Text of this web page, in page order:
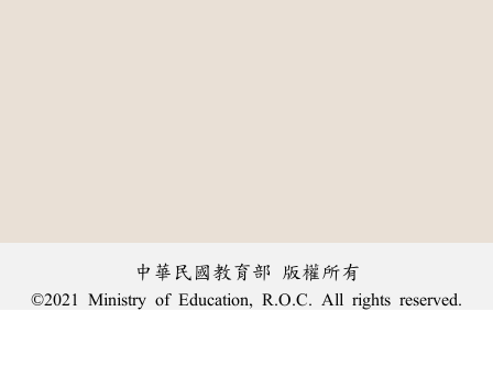
中華民國教育部 版權所有
©2021 Ministry of Education, R.O.C. All rights reserved.